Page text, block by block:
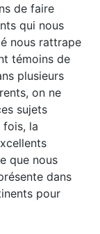
de faire
qui nous
nous rattrape
témoins de
plusieurs
on ne
sujets
fois, la
que nous
dans
pour